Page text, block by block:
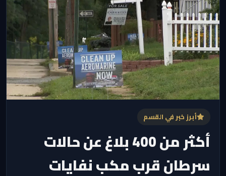
أبرز خبر في القسم
أكثر من 400 بلاغ عن حالات
سرطان قرب مكب نفايات